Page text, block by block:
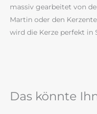
massiv gearbeitet von
Martin oder den
wird die Kerze perfekt in
Das könnte